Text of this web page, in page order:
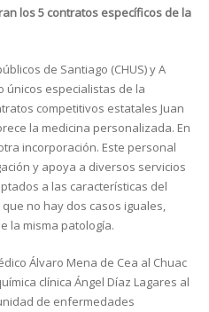
los 5 contratos específicos de la
de Santiago (CHUS) y A
únicos especialistas de la
competitivos estatales Juan
la medicina personalizada. En
incorporación. Este personal
y apoya a diversos servicios
a las características del
no hay dos casos iguales,
la misma patología.
Álvaro Mena de Cea al Chuac
clínica Ángel Díaz Lagares al
de enfermedades